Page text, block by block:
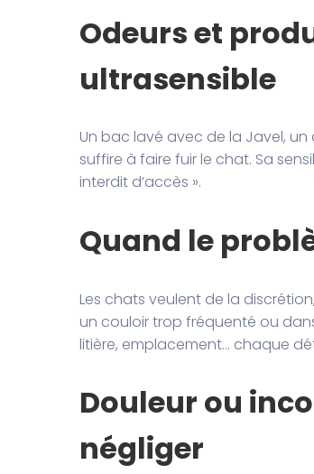
Odeurs et
ultrasensible
Un bac lavé avec de la Javel,
suffire à faire fuir le chat. Sa
interdit d’accès ».
Quand le
Les chats veulent de la
un couloir trop fréquenté ou
litière, emplacement… chaque
Douleur ou
négliger